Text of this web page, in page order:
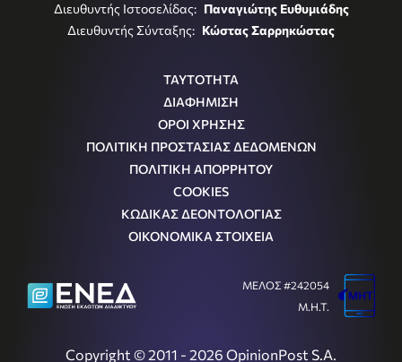
Διευθυντής Ιστοσελίδας: Παναγιώτης Ευθυμιάδης
Διευθυντής Σύνταξης: Κώστας Σαρρηκώστας
ΤΑΥΤΟΤΗΤΑ
ΔΙΑΦΗΜΙΣΗ
ΟΡΟΙ ΧΡΗΣΗΣ
ΠΟΛΙΤΙΚΗ ΠΡΟΣΤΑΣΙΑΣ ΔΕΔΟΜΕΝΩΝ
ΠΟΛΙΤΙΚΗ ΑΠΟΡΡΗΤΟΥ
COOKIES
ΚΩΔΙΚΑΣ ΔΕΟΝΤΟΛΟΓΙΑΣ
ΟΙΚΟΝΟΜΙΚΑ ΣΤΟΙΧΕΙΑ
Copyright © 2011 - 2026 OpinionPost S.A.
ΜΕΛΟΣ #242054
Μ.Η.Τ.